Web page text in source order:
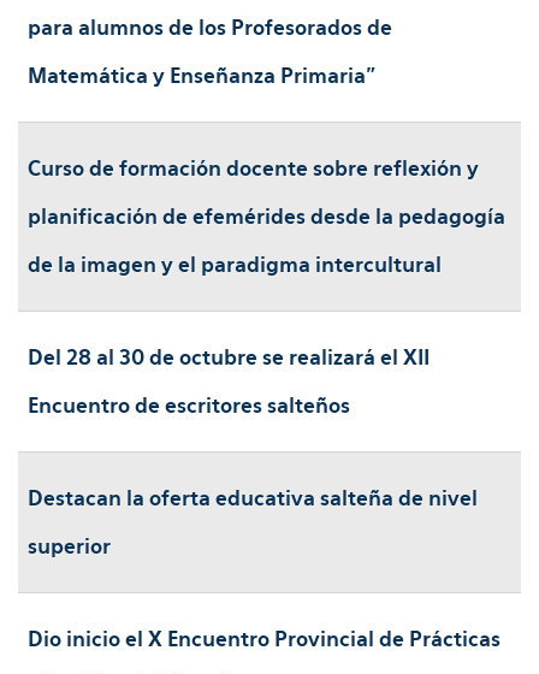
para alumnos de los Profesorados de
Matemática y Enseñanza Primaria”
Curso de formación docente sobre reflexión y
planificación de efemérides desde la pedagogía
de la imagen y el paradigma intercultural
Del 28 al 30 de octubre se realizará el XII
Encuentro de escritores salteños
Destacan la oferta educativa salteña de nivel
superior
Dio inicio el X Encuentro Provincial de Prácticas